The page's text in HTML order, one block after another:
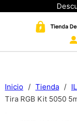
Inicio / Tienda /
Tira RGB Kit 5050